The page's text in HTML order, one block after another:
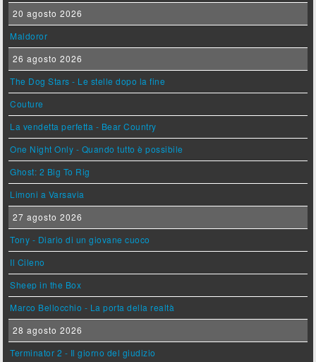
20 agosto 2026
Maldoror
26 agosto 2026
The Dog Stars - Le stelle dopo la fine
Couture
La vendetta perfetta - Bear Country
One Night Only - Quando tutto è possibile
Ghost: 2 Big To Rig
Limoni a Varsavia
27 agosto 2026
Tony - Diario di un giovane cuoco
Il Cileno
Sheep in the Box
Marco Bellocchio - La porta della realtà
28 agosto 2026
Terminator 2 - Il giorno del giudizio